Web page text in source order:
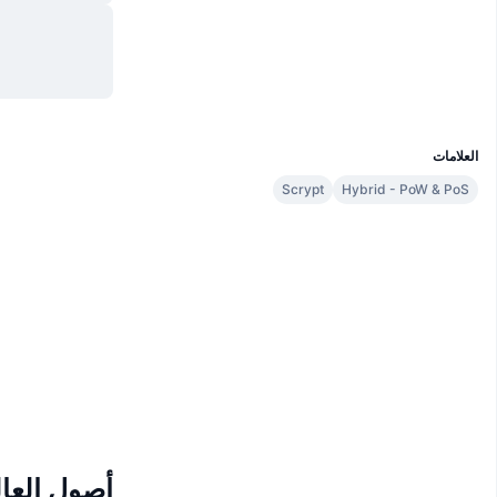
العلامات
Hybrid - PoW & PoS
Scrypt
أصول